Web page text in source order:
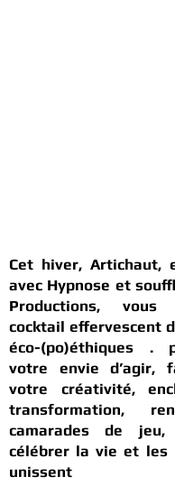
Cet hiver, Artichaut,
avec Hypnose et
Productions,
cocktail effervescent
éco-(po)éthiques .
votre envie d’agir,
votre créativité,
transformation,
camarades de jeu,
célébrer la vie et les
unissent